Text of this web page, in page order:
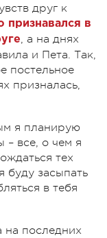
друг к
признавался в
, а на днях
и Пета. Так,
постельное
призналась,
я планирую
– все, о чем я
тех
буду засыпать
в тебя
последних